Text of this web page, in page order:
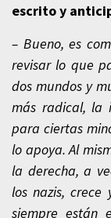
escrito y
– Bueno, es
revisar lo que
dos mundos y
más radical, la
para ciertas
lo apoya. Al
la derecha, a
los nazis, crece
siempre están